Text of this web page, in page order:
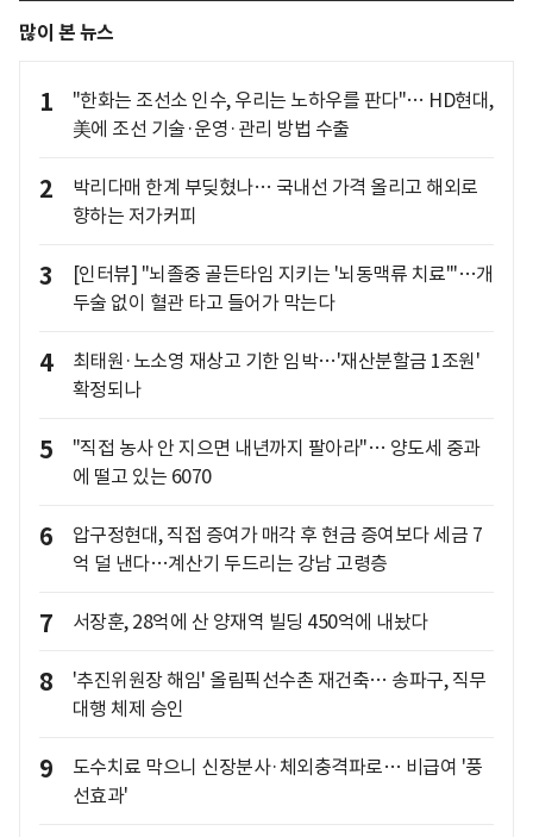
많이 본 뉴스
1
"한화는 조선소 인수, 우리는 노하우를 판다"… HD현대,
美에 조선 기술·운영·관리 방법 수출
2
박리다매 한계 부딪혔나… 국내선 가격 올리고 해외로
향하는 저가커피
3
[인터뷰] "뇌졸중 골든타임 지키는 '뇌동맥류 치료'"…개
두술 없이 혈관 타고 들어가 막는다
4
최태원·노소영 재상고 기한 임박…'재산분할금 1조원'
확정되나
5
"직접 농사 안 지으면 내년까지 팔아라"… 양도세 중과
에 떨고 있는 6070
6
압구정현대, 직접 증여가 매각 후 현금 증여보다 세금 7
억 덜 낸다…계산기 두드리는 강남 고령층
7 서장훈, 28억에 산 양재역 빌딩 450억에 내놨다
8
'추진위원장 해임' 올림픽선수촌 재건축… 송파구, 직무
대행 체제 승인
9
도수치료 막으니 신장분사·체외충격파로… 비급여 '풍
선효과'